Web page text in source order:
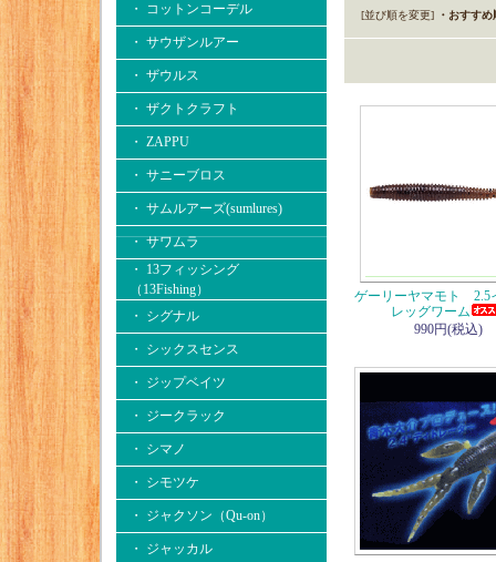
・ コットンコーデル
・ サウザンルアー
・ ザウルス
・ ザクトクラフト
・ ZAPPU
・ サニーブロス
・ サムルアーズ(sumlures)
・ サワムラ
・ 13フィッシング
（13Fishing）
・ シグナル
・ シックスセンス
・ ジップベイツ
・ ジークラック
・ シマノ
・ シモツケ
・ ジャクソン（Qu-on）
・ ジャッカル
[並び順を変更] ・おすすめ
ゲーリーヤマモト
レッグワーム
990円(税込)